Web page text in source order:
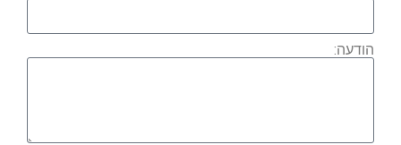
הודעה: